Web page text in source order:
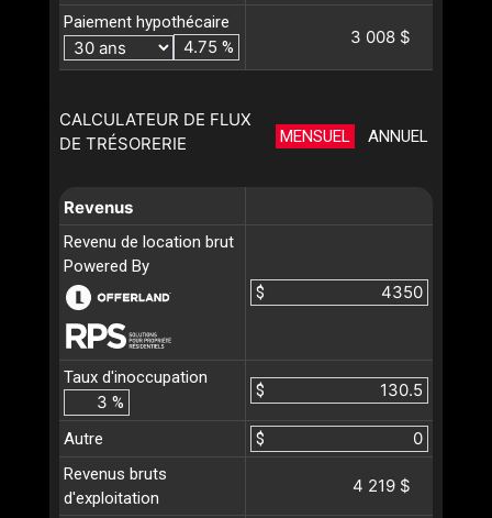
Paiement hypothécaire
%
3 008 $
CALCULATEUR DE FLUX
DE TRÉSORERIE
MENSUEL ANNUEL
Revenus
Revenu de location brut
Powered By
$
Taux d'inoccupation
%
$
Autre
$
Revenus bruts
d'exploitation
4 219 $